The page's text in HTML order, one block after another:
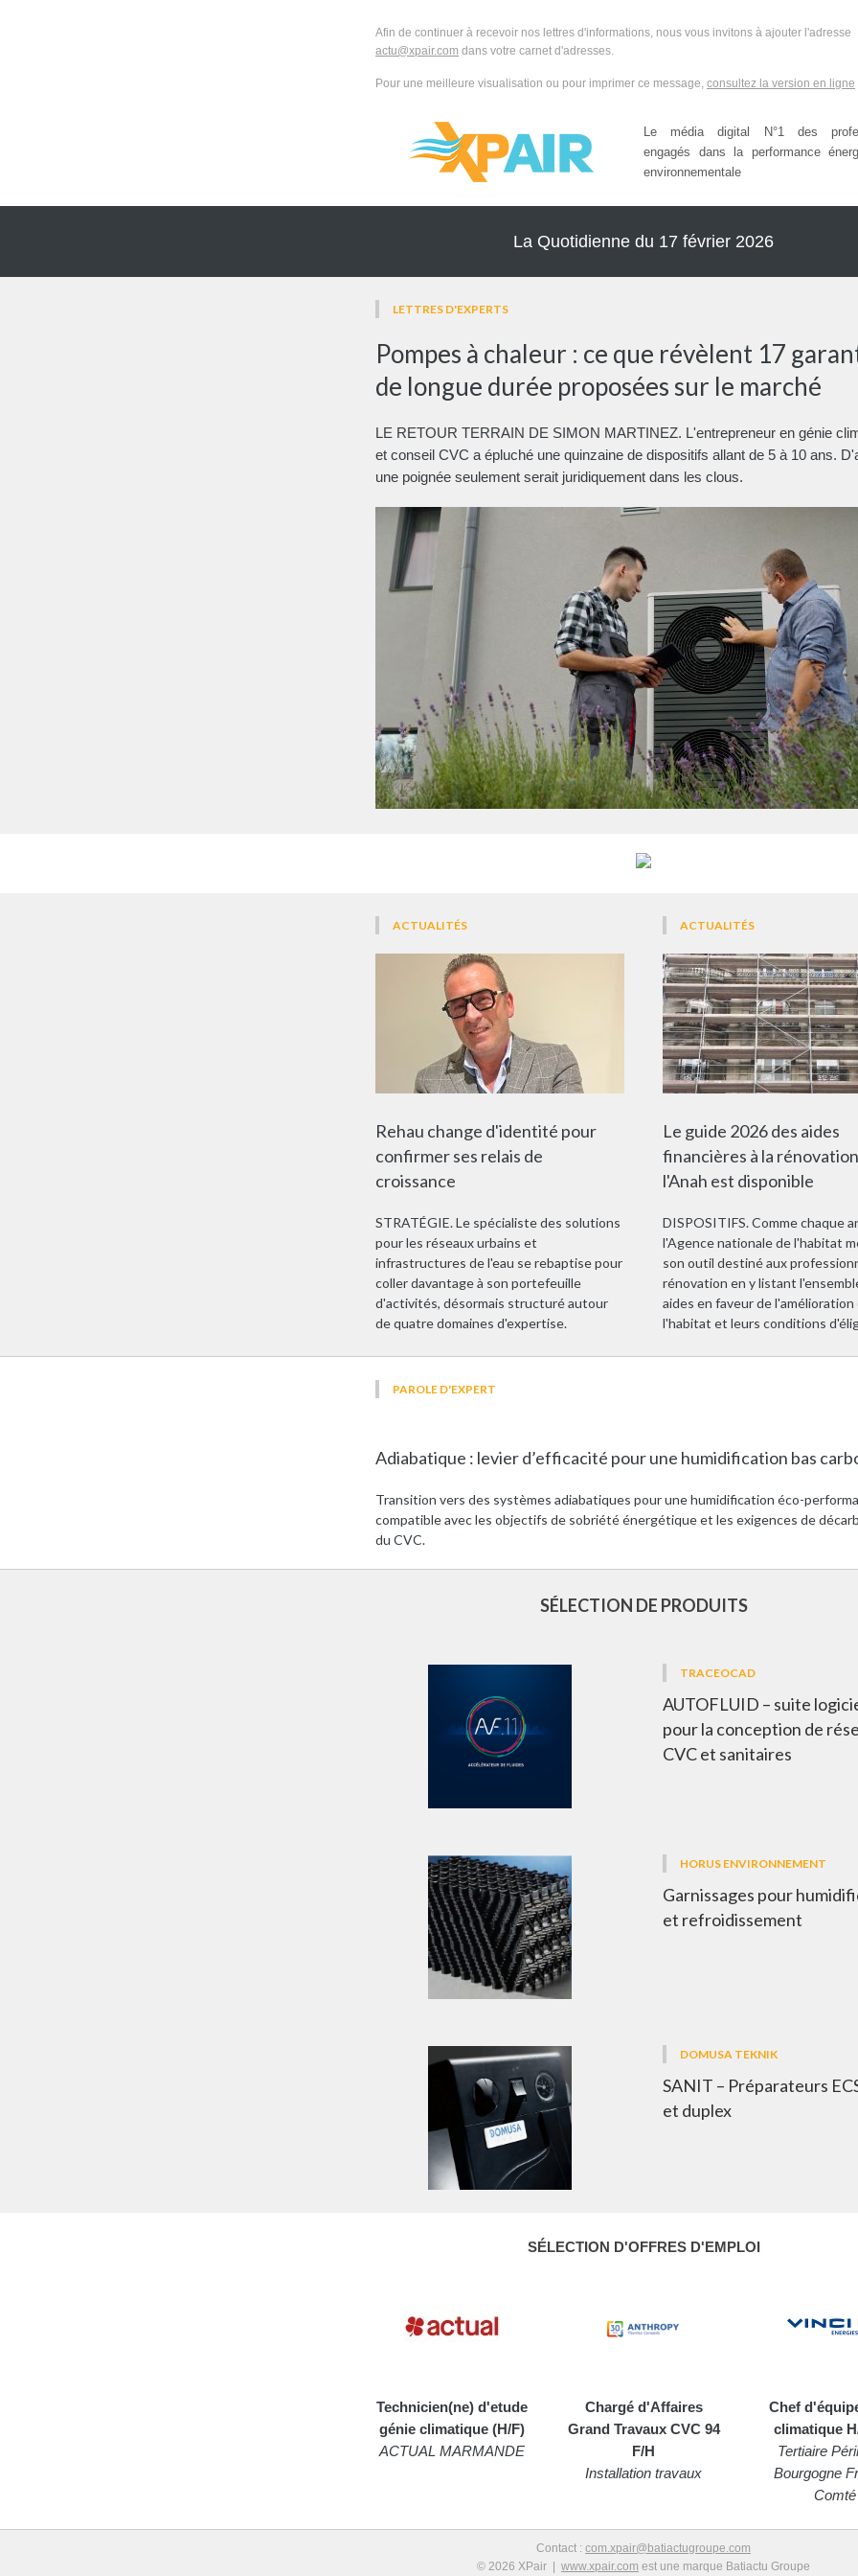
Afin de continuer à recevoir nos lettres d'informations, nous vous invitons à ajouter l'adresse
actu@xpair.com dans votre carnet d'adresses.
Pour une meilleure visualisation ou pour imprimer ce message, consultez la version en ligne
Le média digital N°1 des
engagés dans la performance
environnementale
La Quotidienne du 17 février 2026
LETTRES D'EXPERTS
Pompes à chaleur : ce que révèlent 17
de longue durée proposées sur le marché
LE RETOUR TERRAIN DE SIMON MARTINEZ. L'entrepreneur en génie
et conseil CVC a épluché une quinzaine de dispositifs allant de 5 à 10 ans.
une poignée seulement serait juridiquement dans les clous.
ACTUALITÉS
Rehau change d'identité pour
confirmer ses relais de
croissance
STRATÉGIE. Le spécialiste des solutions
pour les réseaux urbains et
infrastructures de l'eau se rebaptise pour
coller davantage à son portefeuille
d'activités, désormais structuré autour
de quatre domaines d'expertise.
ACTUALITÉS
Le guide 2026 des aides
financières à la
l'Anah est disponible
DISPOSITIFS. Comme chaque
l'Agence nationale de l'habitat
son outil destiné aux
rénovation en y listant
aides en faveur de l'amélioration
l'habitat et leurs conditions
PAROLE D'EXPERT
Adiabatique : levier d’efficacité pour une humidification bas
Transition vers des systèmes adiabatiques pour une humidification éco-
compatible avec les objectifs de sobriété énergétique et les exigences de
du CVC.
SÉLECTION DE PRODUITS
TRACEOCAD
AUTOFLUID – suite
pour la conception de
CVC et sanitaires
HORUS ENVIRONNEMENT
Garnissages pour
et refroidissement
DOMUSA TEKNIK
SANIT – Préparateurs
et duplex
SÉLECTION D'OFFRES D'EMPLOI
Technicien(ne) d'etude
génie climatique (H/F)
ACTUAL MARMANDE
Chargé d'Affaires
Grand Travaux CVC 94
F/H
Installation travaux
Chef
climatique
Tertiaire
Bourgogne
Comté
Contact : com.xpair@batiactugroupe.com
© 2026 XPair | www.xpair.com est une marque Batiactu Groupe